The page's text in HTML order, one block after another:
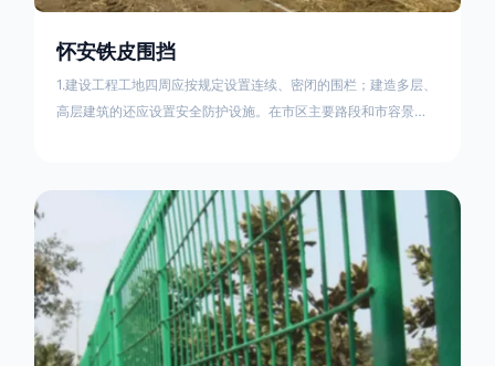
怀安铁皮围挡
1.建设工程工地四周应按规定设置连续、密闭的围栏；建造多层、
高层建筑的还应设置安全防护设施。在市区主要路段和市容景观
料应保证围栏稳固、整洁、美观。市政工程项目工地，可按工程
进度分段设置围栏或按规定使用统一的连续性护栏设施。施工单
位不得在工地围栏外堆放建筑材料、垃圾和工程渣土。在